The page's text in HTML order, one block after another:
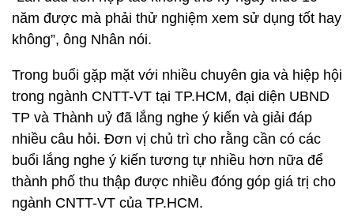
năm được mà phải thử nghiệm xem sử dụng tốt hay
không”, ông Nhân nói.
Trong buổi gặp mặt với nhiều chuyên gia và hiệp hội
trong ngành CNTT-VT tại TP.HCM, đại diện UBND
TP và Thành uỷ đã lắng nghe ý kiến và giải đáp
nhiều câu hỏi. Đơn vị chủ trì cho rằng cần có các
buổi lắng nghe ý kiến tương tự nhiều hơn nữa để
thành phố thu thập được nhiều đóng góp giá trị cho
ngành CNTT-VT của TP.HCM.